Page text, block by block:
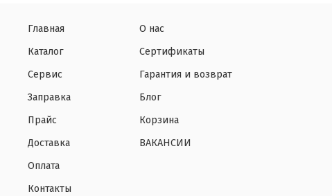
Главная
Каталог
Сервис
Заправка
Прайс
Доставка
Оплата
Контакты
О нас
Сертификаты
Гарантия и возврат
Блог
Корзина
ВАКАНСИИ